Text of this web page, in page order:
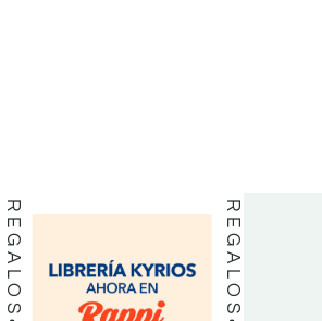
REGALOS
REGALOS